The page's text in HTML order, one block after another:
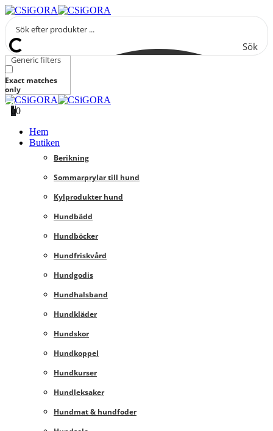
Sök
Generic filters
Exact matches
only
00
Hem
Butiken
Berikning
Sommarprylar till hund
Kylprodukter hund
Hundbädd
Hundböcker
Hundfriskvård
Hundgodis
Hundhalsband
Hundkläder
Hundskor
Hundkoppel
Hundkurser
Hundleksaker
Hundmat & hundfoder